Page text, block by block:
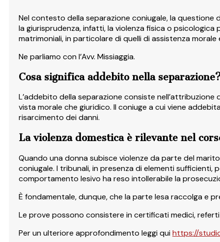
Nel contesto della separazione coniugale, la questione
la giurisprudenza, infatti, la violenza fisica o
matrimoniali, in particolare di quelli di assistenza morale
Ne parliamo con l’Avv. Missiaggia.
Cosa significa addebito nella
L’addebito della separazione consiste
vista morale che giuridico. Il coniuge a cui viene
risarcimento dei danni.
La violenza domestica è rilevante nel
Quando una donna subisce violenze da parte del
coniugale. I tribunali, in presenza di elementi
comportamento lesivo ha reso intollerabile la
È fondamentale, dunque, che la parte lesa raccolga e
Le prove possono consistere in certificati medici,
Per un ulteriore approfondimento leggi quihttps://